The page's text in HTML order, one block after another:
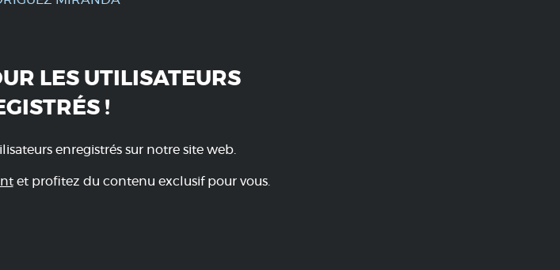
LES UTILISATEURS
!
enregistrés sur notre site web.
et profitez du contenu exclusif pour vous.